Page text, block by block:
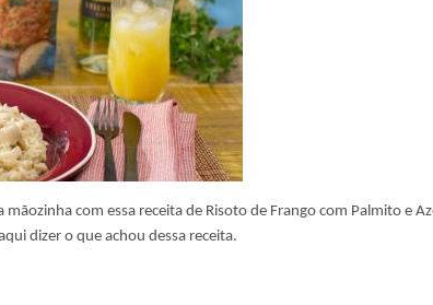
com essa receita de Risoto de Frango com Palmito e
dizer o que achou dessa receita.